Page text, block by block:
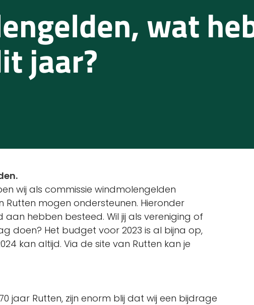
wat
jaar?
wij als commissie windmolengelden
Rutten mogen ondersteunen. Hieronder
aan hebben besteed. Wil jij als vereniging of
doen? Het budget voor 2023 is al bijna op,
kan altijd. Via de site van Rutten kan je
jaar Rutten, zijn enorm blij dat wij een bijdrage